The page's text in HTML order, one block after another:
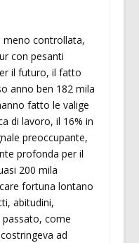
meno controllata,
con pesanti
il futuro, il fatto
anno ben 182 mila
fatto le valige
di lavoro, il 16% in
preoccupante,
profonda per il
200 mila
fortuna lontano
abitudini,
come
ad